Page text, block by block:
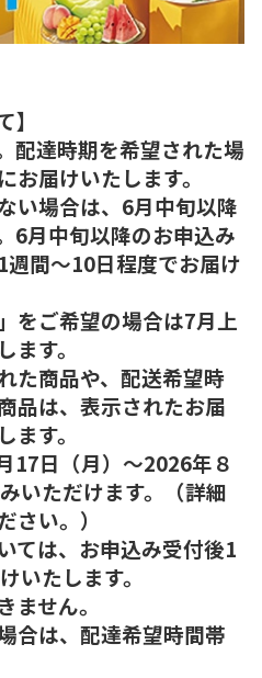
】
配達時期を希望された場
お届けいたします。
い場合は、6月中旬以降
6月中旬以降のお申込み
間～10日程度でお届け
をご希望の場合は7月上
す。
た商品や、配送希望時
品は、表示されたお届
す。
日（月）～2026年８
いただけます。（詳細
さい。）
ては、お申込み受付後1
いたします。
せん。
合は、配達希望時間帯